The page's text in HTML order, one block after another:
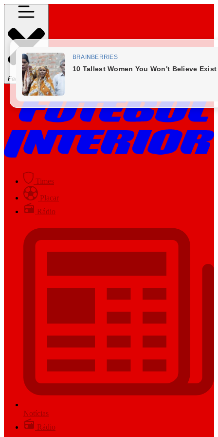
Fechar Menu
Times
Placar
Rádio
Notícias
Rádio